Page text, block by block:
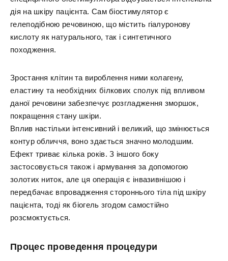
дія на шкіру пацієнта. Сам біостимулятор є
гелеподібною речовиною, що містить гіалуронову
кислоту як натурального, так і синтетичного
походження.
Зростання клітин та вироблення ними колагену,
еластину та необхідних білкових сполук під впливом
даної речовини забезпечує розгладження зморшок,
покращення стану шкіри.
Вплив настільки інтенсивний і великий, що змінюється
контур обличчя, воно здається значно молодшим.
Ефект триває кілька років. З іншого боку
застосовується також і армування за допомогою
золотих ниток, але ця операція є інвазивнішою і
передбачає впровадження стороннього тіла під шкіру
пацієнта, тоді як біогель згодом самостійно
розсмоктується.
Процес проведення процедури